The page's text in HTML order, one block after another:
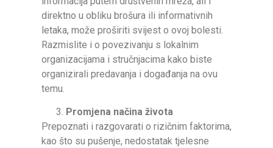
direktno u obliku brošura ili informativnih
letaka, može proširiti svijest o ovoj bolesti.
Razmislite i o povezivanju s lokalnim
organizacijama i stručnjacima kako biste
organizirali predavanja i događanja na ovu
temu.
Promjena načina života
Prepoznati i razgovarati o rizičnim faktorima,
kao što su pušenje, nedostatak tjelesne